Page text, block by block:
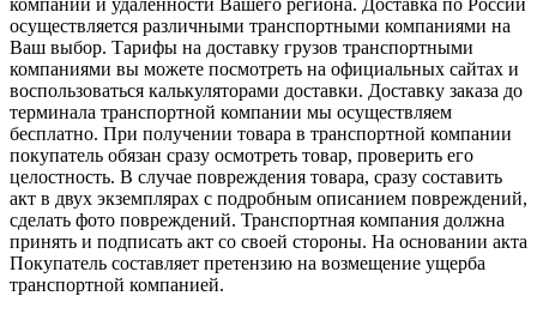
осуществляется различными транспортными компаниями на
Ваш выбор. Тарифы на доставку грузов транспортными
компаниями вы можете посмотреть на официальных сайтах и
воспользоваться калькуляторами доставки. Доставку заказа до
терминала транспортной компании мы осуществляем
бесплатно. При получении товара в транспортной компании
покупатель обязан сразу осмотреть товар, проверить его
целостность. В случае повреждения товара, сразу составить
акт в двух экземплярах с подробным описанием повреждений,
сделать фото повреждений. Транспортная компания должна
принять и подписать акт со своей стороны. На основании акта
Покупатель составляет претензию на возмещение ущерба
транспортной компанией.